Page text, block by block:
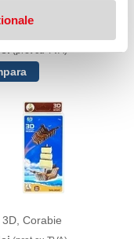
3D, Unicorn
(pret cu TVA)
3D, Corabie